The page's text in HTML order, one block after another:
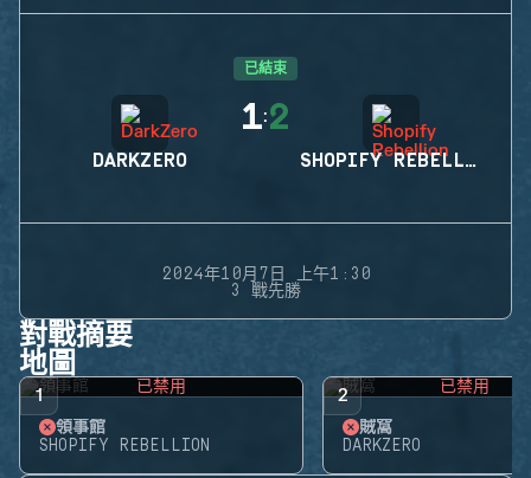
已結束
DARKZERO
1:2
SHOPIFY REBELLION
2024年10月7日 上午1:30
3 戰先勝
對戰摘要
地圖
1 已禁用
領事館
SHOPIFY REBELLION
2 已禁用
賊窩
DARKZERO